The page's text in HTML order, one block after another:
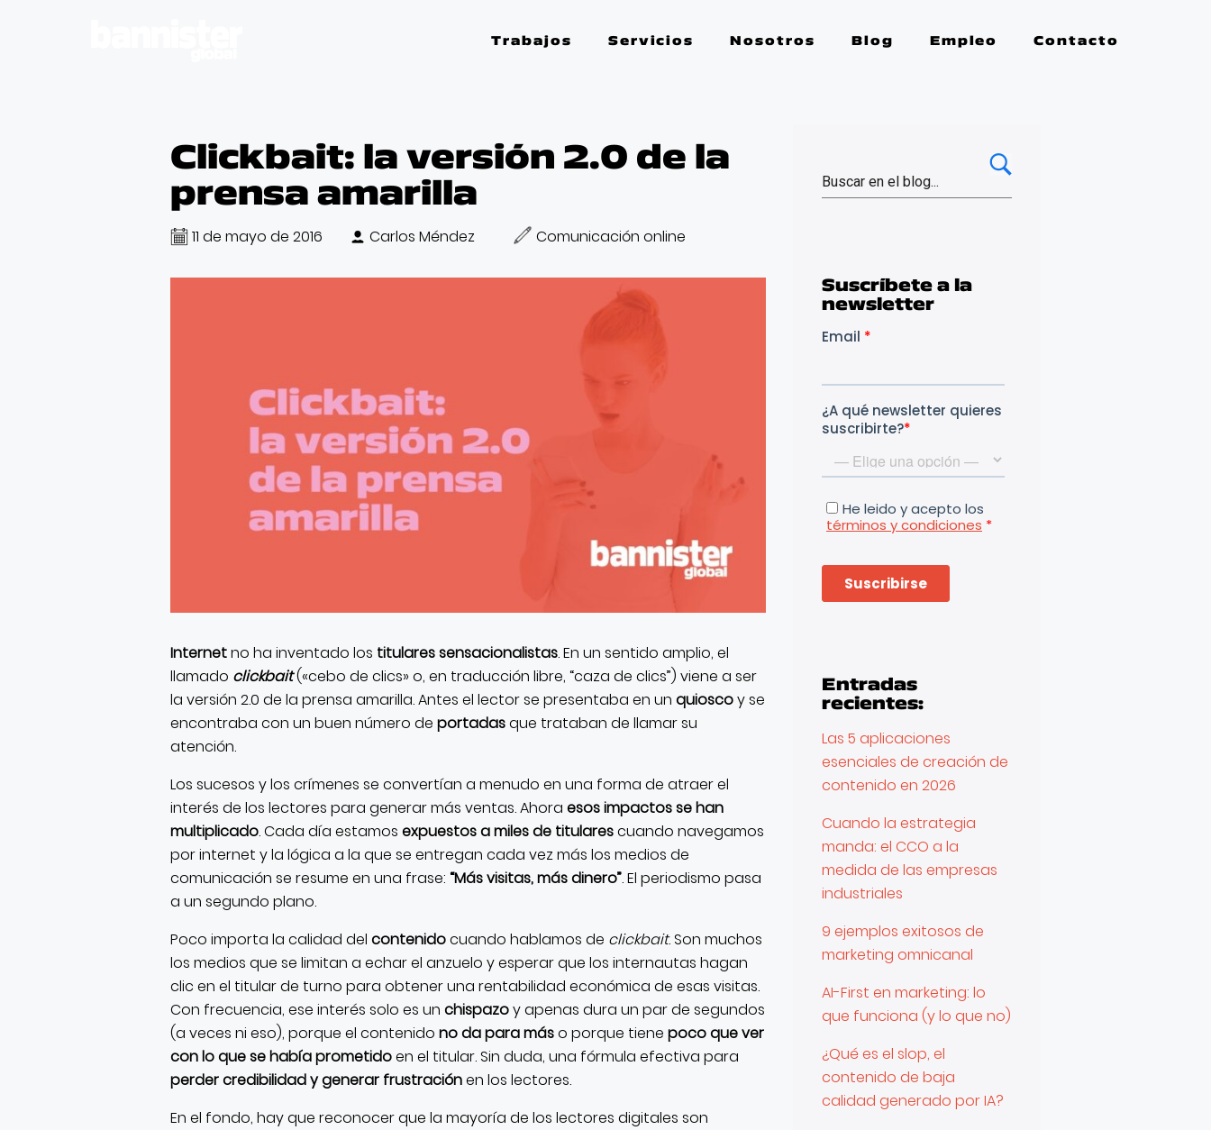
Trabajos Servicios Nosotros Blog Empleo Contacto
Clickbait: la versión 2.0 de la
prensa amarilla
11 de mayo de 2016 Carlos Méndez Comunicación online
Internetno ha inventado los titulares sensacionalistas. En un sentido amplio, el
llamado clickbait(«cebo de clics» o, en traducción libre, “caza de clics”) viene a ser
la versión 2.0 de la prensa amarilla. Antes el lector se presentaba en un quioscoy se
encontraba con un buen número de portadasque trataban de llamar su
atención.
Los sucesos y los crímenes se convertían a menudo en una forma de atraer el
interés de los lectores para generar más ventas. Ahora esos impactos se han
multiplicado. Cada día estamos expuestos a miles de titularescuando navegamos
por internet y la lógica a la que se entregan cada vez más los medios de
comunicación se resume en una frase: “Más visitas, más dinero”. El periodismo pasa
a un segundo plano.
Poco importa la calidad del contenidocuando hablamos de clickbait. Son muchos
los medios que se limitan a echar el anzuelo y esperar que los internautas hagan
clic en el titular de turno para obtener una rentabilidad económica de esas visitas.
Con frecuencia, ese interés solo es un chispazoy apenas dura un par de segundos
(a veces ni eso), porque el contenido no da para máso porque tiene poco que ver
con lo que se había prometidoen el titular. Sin duda, una fórmula efectiva para
perder credibilidad y generar frustraciónen los lectores.
En el fondo, hay que reconocer que la mayoría de los lectores digitales son
Suscríbete a la
newsletter
Entradas
recientes:
Las 5 aplicaciones
esenciales de creación de
contenido en 2026
Cuando la estrategia
manda: el CCO a la
medida de las empresas
industriales
9 ejemplos exitosos de
marketing omnicanal
AI-First en marketing: lo
que funciona (y lo que no)
¿Qué es el slop, el
contenido de baja
calidad generado por IA?